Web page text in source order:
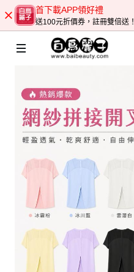
首下載APP領好禮
送100元折價券，註冊雙倍送！